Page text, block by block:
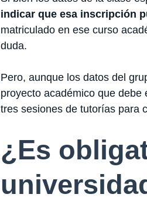
indicar que esa inscripción
matriculado en ese curso
duda.
Pero, aunque los datos del
proyecto académico que debe
tres sesiones de tutorías para
¿Es